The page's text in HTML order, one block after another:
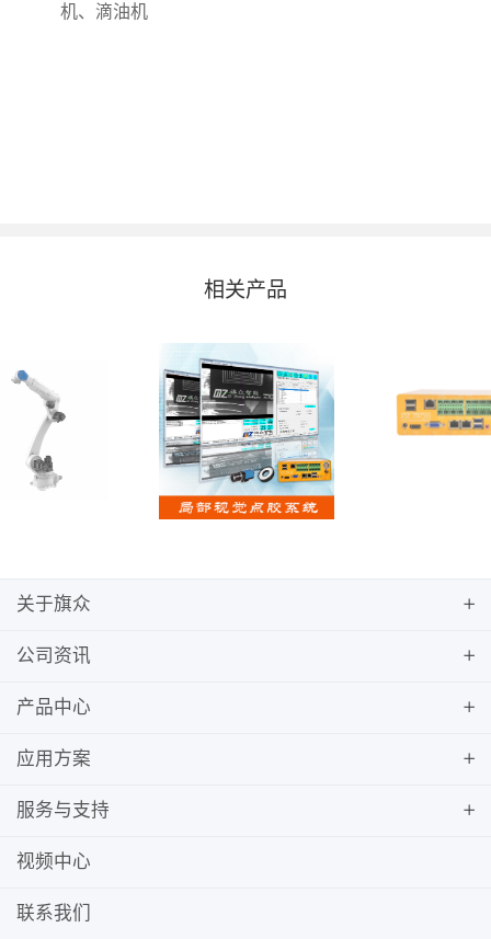
机、滴油机
相关产品
关于旗众
公司资讯
产品中心
应用方案
服务与支持
视频中心
联系我们